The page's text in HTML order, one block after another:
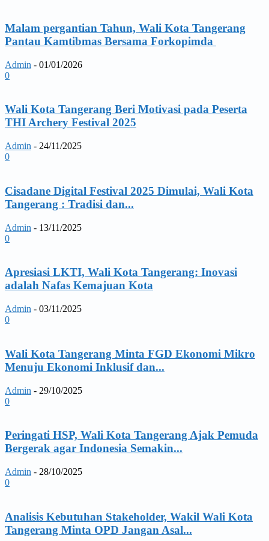
Malam pergantian Tahun, Wali Kota Tangerang
Pantau Kamtibmas Bersama Forkopimda
Admin - 01/01/2026
0
Wali Kota Tangerang Beri Motivasi pada Peserta
THI Archery Festival 2025
Admin - 24/11/2025
0
Cisadane Digital Festival 2025 Dimulai, Wali Kota
Tangerang : Tradisi dan...
Admin - 13/11/2025
0
Apresiasi LKTI, Wali Kota Tangerang: Inovasi
adalah Nafas Kemajuan Kota
Admin - 03/11/2025
0
Wali Kota Tangerang Minta FGD Ekonomi Mikro
Menuju Ekonomi Inklusif dan...
Admin - 29/10/2025
0
Peringati HSP, Wali Kota Tangerang Ajak Pemuda
Bergerak agar Indonesia Semakin...
Admin - 28/10/2025
0
Analisis Kebutuhan Stakeholder, Wakil Wali Kota
Tangerang Minta OPD Jangan Asal...